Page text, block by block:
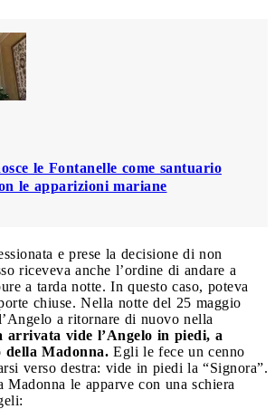
le Fontanelle come santuario
le apparizioni mariane
e prese la decisione di non
riceveva anche l’ordine di andare a
a tarda notte. In questo caso, poteva
chiuse. Nella notte del 25 maggio
a ritornare di nuovo nella
arrivata vide l’Angelo in piedi, a
della Madonna. Egli le fece un cenno
verso destra: vide in piedi la “Signora”.
le apparve con una schiera